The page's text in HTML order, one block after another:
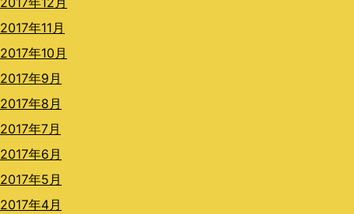
2017年11月
2017年10月
2017年9月
2017年8月
2017年7月
2017年6月
2017年5月
2017年4月